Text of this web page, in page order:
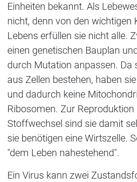
Einheiten bekannt. Als
nicht, denn von den wichtigen
Lebens erfüllen sie nicht alle.
einen genetischen Bauplan
durch Mutation anpassen. Da
aus Zellen bestehen, haben
und dadurch keine
Ribosomen. Zur
Stoffwechsel sind sie damit
sie benötigen eine Wirtszelle.
"dem Leben nahestehend".
Ein Virus kann zwei